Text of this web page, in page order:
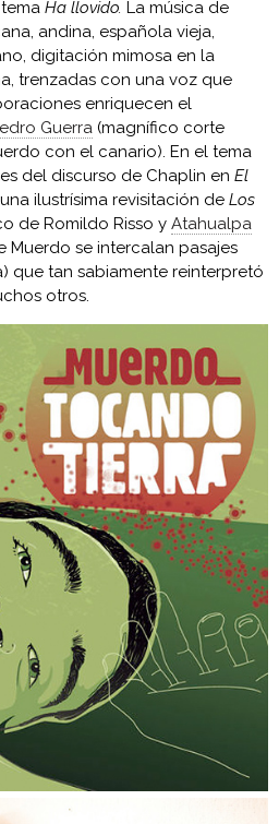
Ha llovido. La música de
andina, española vieja,
digitación mimosa en la
trenzadas con una voz que
enriquecen el
Guerra (magnífico corte
con el canario). En el tema
del discurso de Chaplin en El
ilustrísima revisitación de Los
de Romildo Risso y Atahualpa
Muerdo se intercalan pasajes
que tan sabiamente reinterpretó
otros.